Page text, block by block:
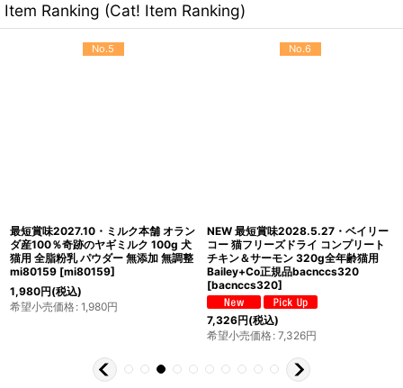
Item Ranking (Cat! Item Ranking)
No.5
最短賞味2027.10・ミルク本舗 オラン
ダ産100％奇跡のヤギミルク 100g 犬
猫用 全脂粉乳 パウダー 無添加 無調整
mi80159 [mi80159]
1,980円(税込)
希望小売価格: 1,980円
No.6
NEW 最短賞味2028.5.27・ベイリー
コー 猫フリーズドライ コンプリート
チキン＆サーモン 320g全年齢猫用
Bailey+Co正規品bacnccs320
[bacnccs320]
7,326円(税込)
希望小売価格: 7,326円